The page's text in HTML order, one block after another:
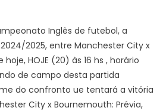
Inglês de futebol, a
2025, entre Manchester City x
HOJE (20) às 16 hs , horário
de campo desta partida
do confronto ue tentará a vitória
City x Bournemouth: Prévia,